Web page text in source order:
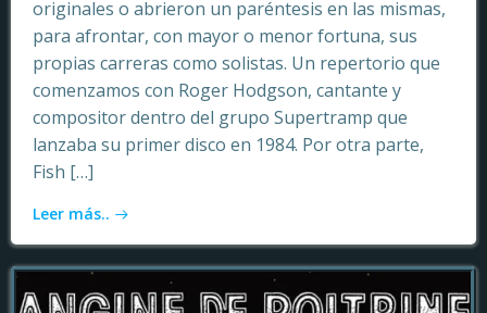
originales o abrieron un paréntesis en las mismas,
para afrontar, con mayor o menor fortuna, sus
propias carreras como solistas. Un repertorio que
comenzamos con Roger Hodgson, cantante y
compositor dentro del grupo Supertramp que
lanzaba su primer disco en 1984. Por otra parte,
Fish […]
Leer más..